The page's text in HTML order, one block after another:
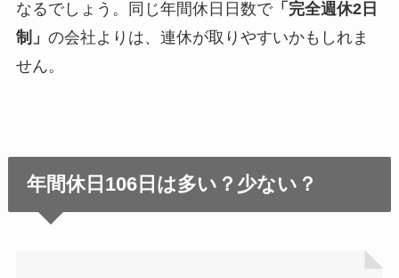
なるでしょう。同じ年間休日日数で「完全週休2日
制」 の会社よりは、連休が取りやすいかもしれま
せん。
年間休日106日は多い？少ない？